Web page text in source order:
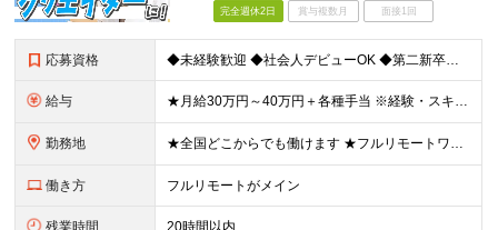
完全週休2日 賞与複数月 面接1回
応募資格 ◆未経験歓迎 ◆社会人デビューOK ◆第二新卒も歓迎 ◆学歴不問 ………………‥・*.+ 応募時に特別なスキルや経験は必要ありません。 正社員経験がない方も歓迎します！ +.*・‥……………… L
給与 ★月給30万円～40万円＋各種手当 ※経験・スキルを考慮して金額を決定します ※上記月給は固定残業代（20時間分／3万2000円～）を含む ※超過分は別途支給します ★試用期間：7ヶ月間あり（待遇に
勤務地 ★全国どこからでも働けます ★フルリモートワークが可能 ★希望に100％応じます！ ■所属は横浜本社となります。 神奈川県横浜市中区長者町2-6-3 テクノサイシング長者町ビル7F ※(変更の範囲)
働き方 フルリモートがメイン
残業時間 20時間以内